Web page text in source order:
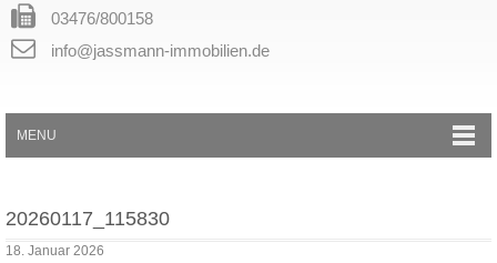
03476/800158
info@jassmann-immobilien.de
MENU
20260117_115830
18. Januar 2026